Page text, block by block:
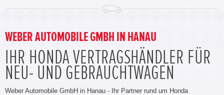
WEBER AUTOMOBILE GMBH IN HANAU
IHR HONDA VERTRAGSHÄNDLER FÜR
NEU- UND GEBRAUCHTWAGEN
Weber Automobile GmbH in Hanau - Ihr Partner rund um Honda